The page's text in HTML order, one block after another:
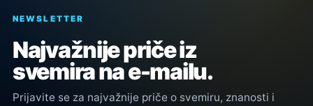
NEWSLETTER
Najvažnije priče iz
svemira na e-mailu.
Prijavite se za najvažnije priče o svemiru, znanosti i